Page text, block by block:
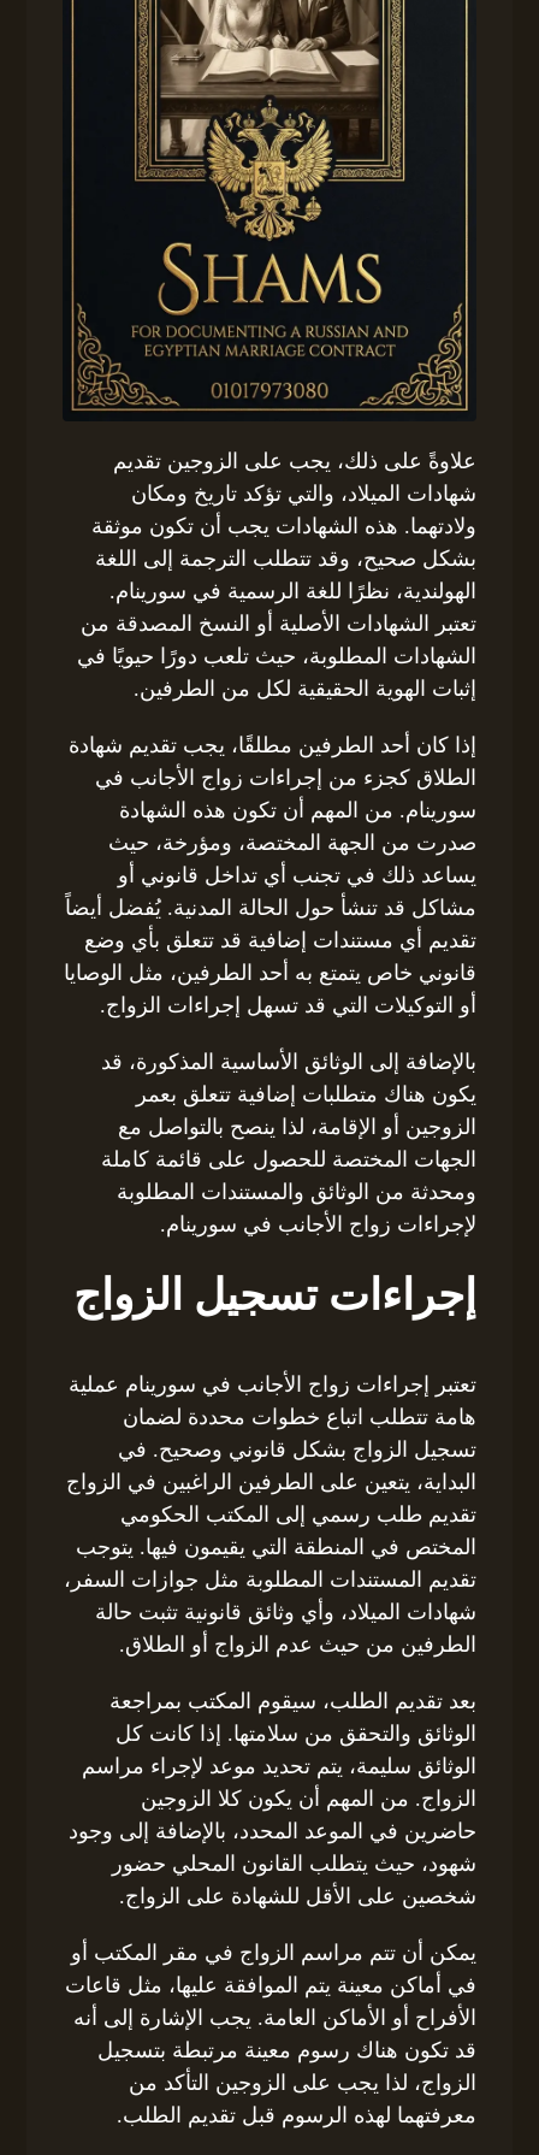
علاوةً على ذلك، يجب على الزوجين تقديم
شهادات الميلاد، والتي تؤكد تاريخ ومكان
ولادتهما. هذه الشهادات يجب أن تكون موثقة
بشكل صحيح، وقد تتطلب الترجمة إلى اللغة
الهولندية، نظرًا للغة الرسمية في سورينام.
تعتبر الشهادات الأصلية أو النسخ المصدقة من
الشهادات المطلوبة، حيث تلعب دورًا حيويًا في
إثبات الهوية الحقيقية لكل من الطرفين.
إذا كان أحد الطرفين مطلقًا، يجب تقديم شهادة
الطلاق كجزء من إجراءات زواج الأجانب في
سورينام. من المهم أن تكون هذه الشهادة
صدرت من الجهة المختصة، ومؤرخة، حيث
يساعد ذلك في تجنب أي تداخل قانوني أو
مشاكل قد تنشأ حول الحالة المدنية. يُفضل أيضاً
تقديم أي مستندات إضافية قد تتعلق بأي وضع
قانوني خاص يتمتع به أحد الطرفين، مثل الوصايا
أو التوكيلات التي قد تسهل إجراءات الزواج.
بالإضافة إلى الوثائق الأساسية المذكورة، قد
يكون هناك متطلبات إضافية تتعلق بعمر
الزوجين أو الإقامة، لذا ينصح بالتواصل مع
الجهات المختصة للحصول على قائمة كاملة
ومحدثة من الوثائق والمستندات المطلوبة
لإجراءات زواج الأجانب في سورينام.
إجراءات تسجيل الزواج
تعتبر إجراءات زواج الأجانب في سورينام عملية
هامة تتطلب اتباع خطوات محددة لضمان
تسجيل الزواج بشكل قانوني وصحيح. في
البداية، يتعين على الطرفين الراغبين في الزواج
تقديم طلب رسمي إلى المكتب الحكومي
المختص في المنطقة التي يقيمون فيها. يتوجب
تقديم المستندات المطلوبة مثل جوازات السفر،
شهادات الميلاد، وأي وثائق قانونية تثبت حالة
الطرفين من حيث عدم الزواج أو الطلاق.
بعد تقديم الطلب، سيقوم المكتب بمراجعة
الوثائق والتحقق من سلامتها. إذا كانت كل
الوثائق سليمة، يتم تحديد موعد لإجراء مراسم
الزواج. من المهم أن يكون كلا الزوجين
حاضرين في الموعد المحدد، بالإضافة إلى وجود
شهود، حيث يتطلب القانون المحلي حضور
شخصين على الأقل للشهادة على الزواج.
يمكن أن تتم مراسم الزواج في مقر المكتب أو
في أماكن معينة يتم الموافقة عليها، مثل قاعات
الأفراح أو الأماكن العامة. يجب الإشارة إلى أنه
قد تكون هناك رسوم معينة مرتبطة بتسجيل
الزواج، لذا يجب على الزوجين التأكد من
معرفتهما لهذه الرسوم قبل تقديم الطلب.